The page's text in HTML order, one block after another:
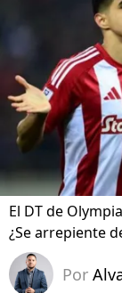
El DT de
¿Se arrepiente
Por